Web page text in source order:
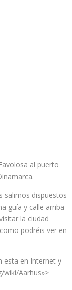
al puerto
salimos dispuestos
guía y calle arriba
la ciudad
podréis ver en
esta en Internet y
wiki/Aarhus»>